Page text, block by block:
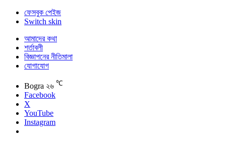
ফেসবুক পেইজ
Switch skin
আমাদের কথা
শর্তাবলী
বিজ্ঞাপনের নীতিমালা
যোগাযোগ
Bogra ২৬ ℃
Facebook
X
YouTube
Instagram